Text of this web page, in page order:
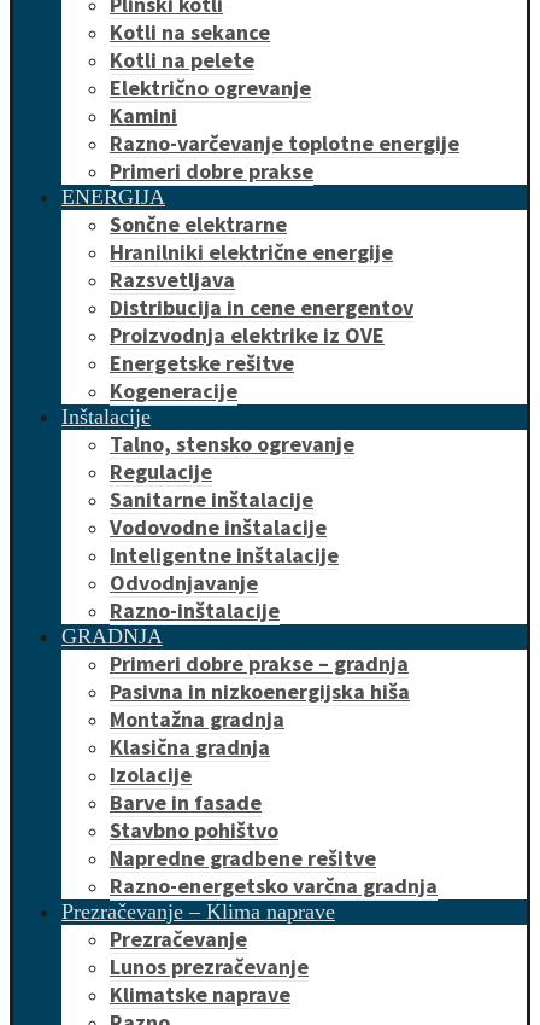
Kotli na sekance
Kotli na pelete
Električno ogrevanje
Kamini
Razno-varčevanje toplotne energije
Primeri dobre prakse
ENERGIJA
Sončne elektrarne
Hranilniki električne energije
Razsvetljava
Distribucija in cene energentov
Proizvodnja elektrike iz OVE
Energetske rešitve
Kogeneracije
Inštalacije
Talno, stensko ogrevanje
Regulacije
Sanitarne inštalacije
Vodovodne inštalacije
Inteligentne inštalacije
Odvodnjavanje
Razno-inštalacije
GRADNJA
Primeri dobre prakse – gradnja
Pasivna in nizkoenergijska hiša
Montažna gradnja
Klasična gradnja
Izolacije
Barve in fasade
Stavbno pohištvo
Napredne gradbene rešitve
Razno-energetsko varčna gradnja
Prezračevanje – Klima naprave
Prezračevanje
Lunos prezračevanje
Klimatske naprave